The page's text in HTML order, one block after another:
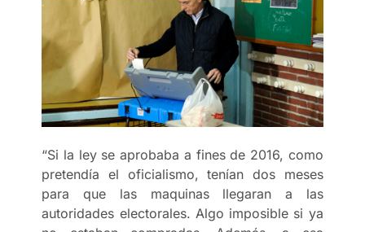
“Si la ley se aprobaba a fines de 2016, como
pretendía el oficialismo, tenían dos meses
para que las maquinas llegaran a las
autoridades electorales. Algo imposible si ya